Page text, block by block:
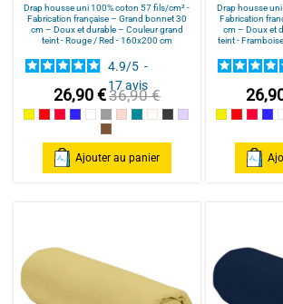
Drap housse uni 100% coton 57 fils/cm² -
Fabrication française – Grand bonnet 30
cm – Doux et durable – Couleur grand
teint - Rouge / Red - 160x200 cm
4.9/5 -
17avis
26,90 €36,90 €
JauneRouge / Red
Framboise / Fuschia
Marine
BlancGris souris
Rose poudré / Light pink
Bleu Canard
Naturel
Gris Foncé
Parme
Cannelle
Ajouter au panier
Drap housse
Fabrication
cm – Doux et
teint -
JauneRouge /